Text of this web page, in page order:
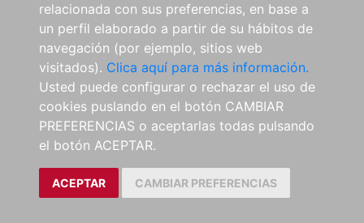
relacionada con sus preferencias, en base a
un perfil elaborado a partir de su hábitos de
navegación (por ejemplo, sitios web
visitados). Clica aquí para más información.
Usted puede configurar o rechazar el uso de
cookies puslando en el botón CAMBIAR
PREFERENCIAS o aceptarlas todas pulsando
el botón ACEPTAR.
ACEPTAR CAMBIAR PREFERENCIAS